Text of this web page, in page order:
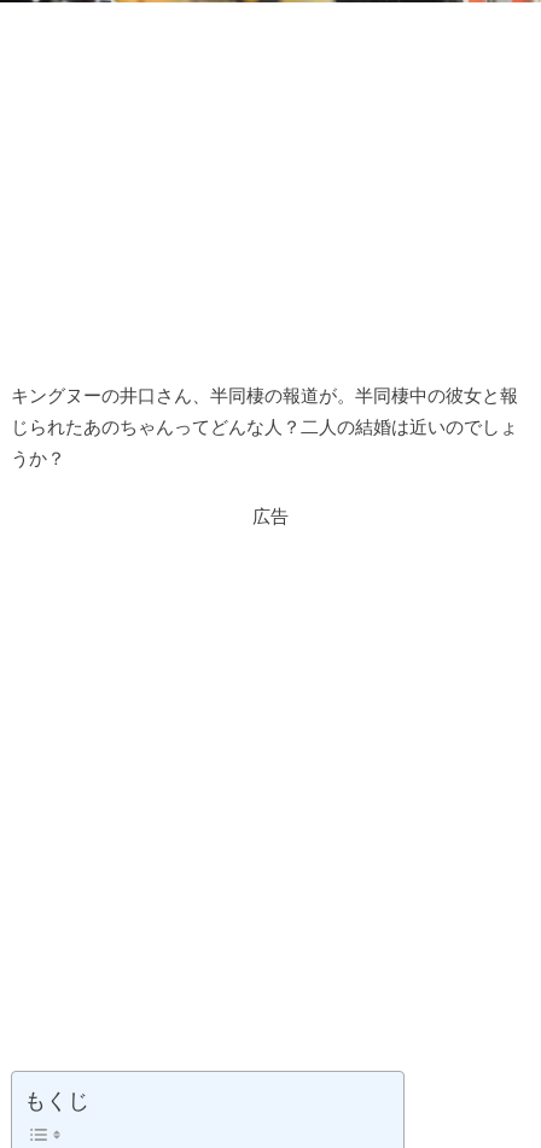
キングヌーの井口さん、半同棲の報道が。半同棲中の彼女と報
じられたあのちゃんってどんな人？二人の結婚は近いのでしょ
うか？
広告
もくじ